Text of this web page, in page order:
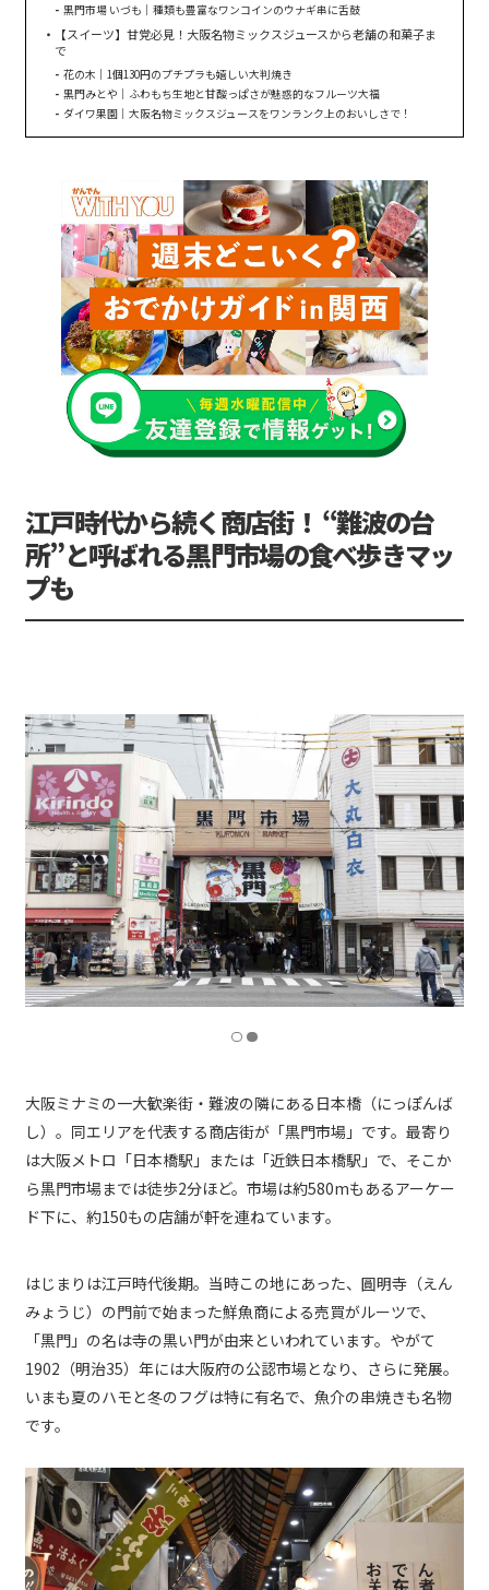
黒門市場 いづも｜種類も豊富なワンコインのウナギ串に舌鼓
【スイーツ】甘党必見！大阪名物ミックスジュースから老舗の和菓子ま
で
花の木｜1個130円のプチプラも嬉しい大判焼き
黒門みとや｜ふわもち生地と甘酸っぱさが魅惑的なフルーツ大福
ダイワ果園｜大阪名物ミックスジュースをワンランク上のおいしさで！
江戸時代から続く商店街！ “難波の台
所”と呼ばれる黒門市場の食べ歩きマッ
プも
大阪ミナミの一大歓楽街・難波の隣にある日本橋（にっぽんば
し）。同エリアを代表する商店街が「黒門市場」です。最寄り
は大阪メトロ「日本橋駅」または「近鉄日本橋駅」で、そこか
ら黒門市場までは徒歩2分ほど。市場は約580mもあるアーケー
ド下に、約150もの店舗が軒を連ねています。
はじまりは江戸時代後期。当時この地にあった、圓明寺（えん
みょうじ）の門前で始まった鮮魚商による売買がルーツで、
「黒門」の名は寺の黒い門が由来といわれています。やがて
1902（明治35）年には大阪府の公認市場となり、さらに発展。
いまも夏のハモと冬のフグは特に有名で、魚介の串焼きも名物
です。